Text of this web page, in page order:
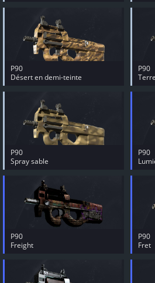
P90
Désert en demi-teinte
P90
P90
Spray sable
P90
P90
Freight
P90
Fret